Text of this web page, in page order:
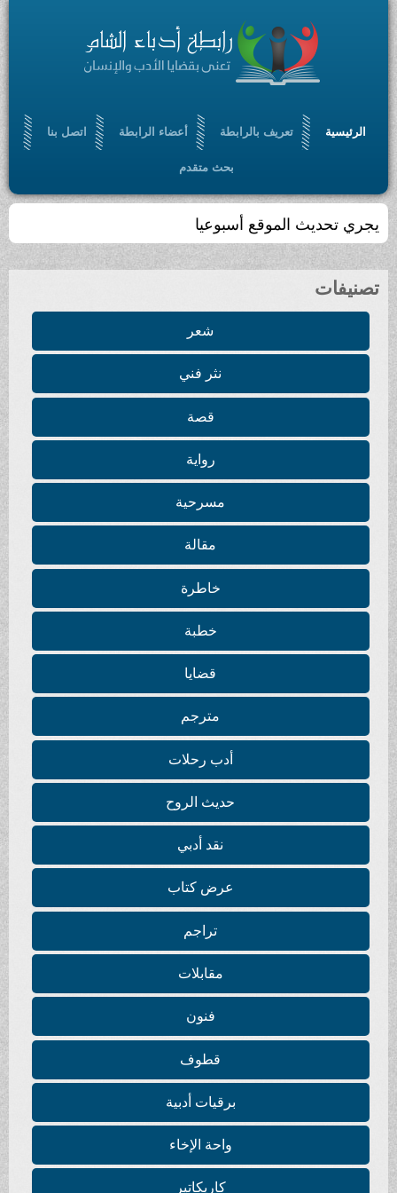
الرئيسية تعريف بالرابطة أعضاء الرابطة اتصل بنا
بحث متقدم
يجري تحديث الموقع أسبوعيا
تصنيفات
شعر
نثر فني
قصة
رواية
مسرحية
مقالة
خاطرة
خطبة
قضايا
مترجم
أدب رحلات
حديث الروح
نقد أدبي
عرض كتاب
تراجم
مقابلات
فنون
قطوف
برقيات أدبية
واحة الإخاء
كاريكاتير